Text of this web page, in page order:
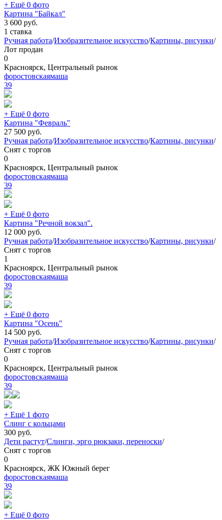
+ Ещё 0 фото
Картина "Байкал"
3 600 руб.
1 ставка
Ручная работа/Изобразительное искусство/Картины, рисунки/
Лот продан
0
Красноярск, Центральный рынок
форостовскаямаша
39
+ Ещё 0 фото
Картина "Февраль"
27 500 руб.
Ручная работа/Изобразительное искусство/Картины, рисунки/
Снят с торгов
0
Красноярск, Центральный рынок
форостовскаямаша
39
+ Ещё 0 фото
Картина "Речной вокзал".
12 000 руб.
Ручная работа/Изобразительное искусство/Картины, рисунки/
Снят с торгов
1
Красноярск, Центральный рынок
форостовскаямаша
39
+ Ещё 0 фото
Картина "Осень"
14 500 руб.
Ручная работа/Изобразительное искусство/Картины, рисунки/
Снят с торгов
0
Красноярск, Центральный рынок
форостовскаямаша
39
+ Ещё 1 фото
Слинг с кольцами
300 руб.
Дети растут/Слинги, эрго рюкзаки, переноски/
Снят с торгов
0
Красноярск, ЖК Южный берег
форостовскаямаша
39
+ Ещё 0 фото